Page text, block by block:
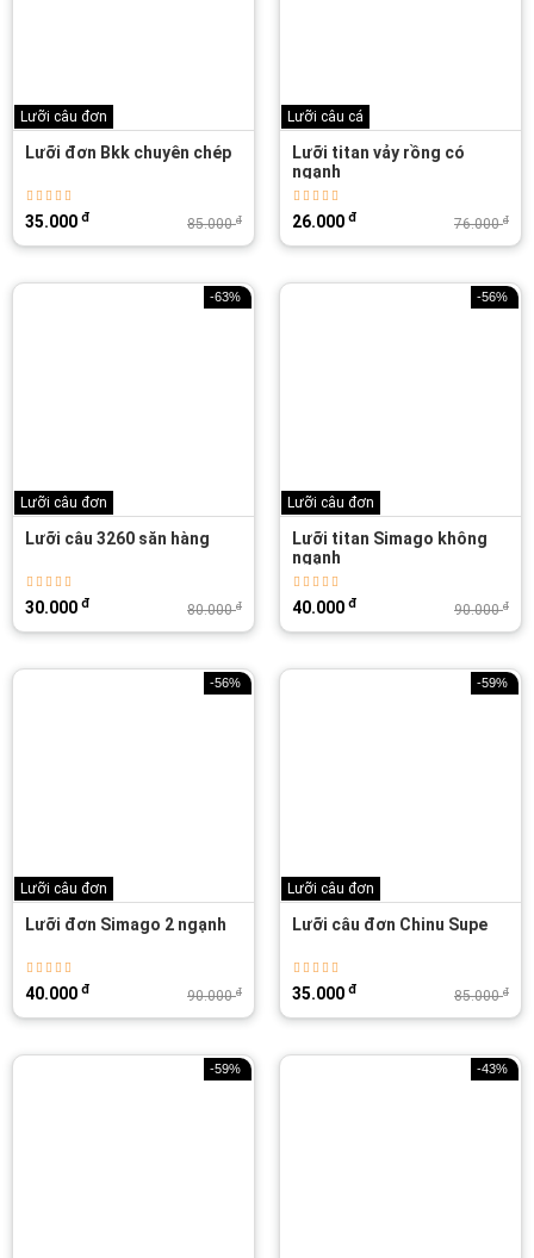
Lưỡi câu đơn
Lưỡi đơn Bkk chuyên chép
85.000đ
35.000 đ
Lưỡi câu cá
Lưỡi titan vảy rồng có
ngạnh
76.000đ
26.000 đ
-63%
Lưỡi câu đơn
Lưỡi câu 3260 săn hàng
80.000đ
30.000 đ
-56%
Lưỡi câu đơn
Lưỡi titan Simago không
ngạnh
90.000đ
40.000 đ
-56%
Lưỡi câu đơn
Lưỡi đơn Simago 2 ngạnh
90.000đ
40.000 đ
-59%
Lưỡi câu đơn
Lưỡi câu đơn Chinu Supe
85.000đ
35.000 đ
-59% -43%